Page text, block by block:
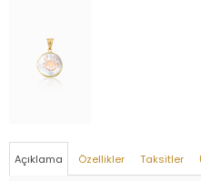
Açıklama Özellikler Taksitler